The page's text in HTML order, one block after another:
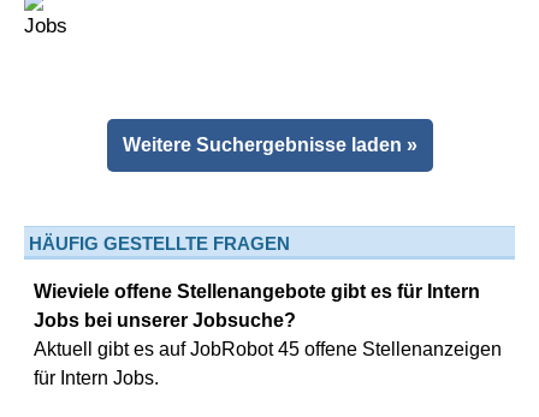
Weitere Suchergebnisse laden »
HÄUFIG GESTELLTE FRAGEN
Wieviele offene Stellenangebote gibt es für Intern
Jobs bei unserer Jobsuche?
Aktuell gibt es auf JobRobot 45 offene Stellenanzeigen
für Intern Jobs.